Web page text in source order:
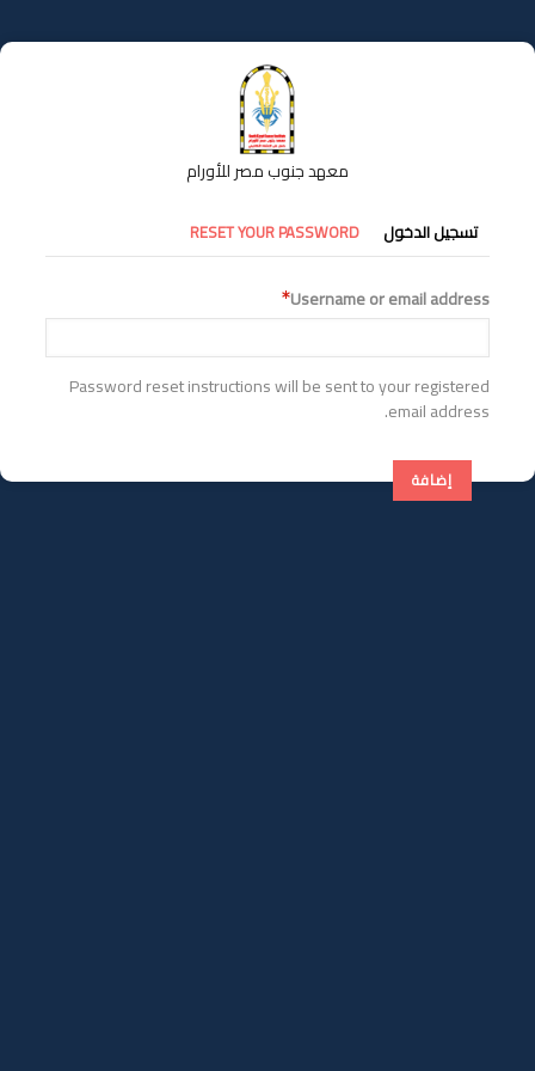
إلى
المحتوى
معهد جنوب مصر للأورام
التبويبات
الأساسية
تسجيل الدخول RESET YOUR PASSWORD
Username or email address
Password reset instructions will be sent to your registered
email address.